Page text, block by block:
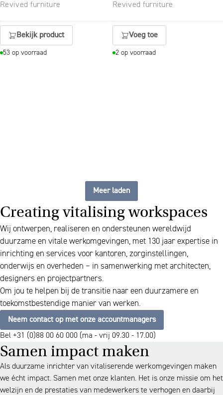
Revived furniture
Bekijk product
53 op voorraad
Revived furniture
Voeg toe
2 op voorraad
Meer laden
Creating vitalising workspaces
Wij ontwerpen, realiseren en ondersteunen wereldwijd
duurzame en vitale werkomgevingen, met 130 jaar expertise in
inrichting en services voor kantoren, zorginstellingen,
onderwijs en overheden – in samenwerking met architecten,
designers en projectpartners.
Om jou te helpen bij de transitie naar een duurzamere en
toekomstbestendige manier van werken.
Neem contact op met onze accountmanagers
Bel +31 (0)88 00 60 000 (ma - vrij 09.30 - 17.00)
Samen impact maken
Als duurzame inrichter van vitaliserende werkomgevingen maken
we écht impact. Samen met onze klanten. Het is onze missie om het
welzijn en de prestaties van medewerkers te verhogen en daarbij